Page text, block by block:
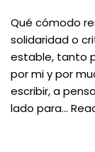
Qué cómodo
solidaridad o
estable, tanto
por mi y por
escribir, a
lado para…